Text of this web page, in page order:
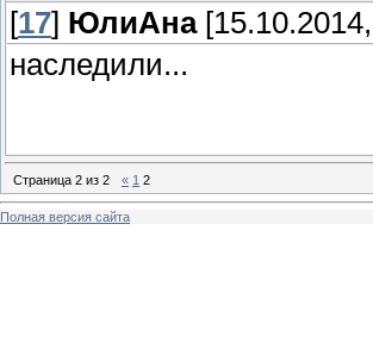
[17] ЮлиАна
наследили...
Страница 2 из 2 « 1 2
Полная версия сайта